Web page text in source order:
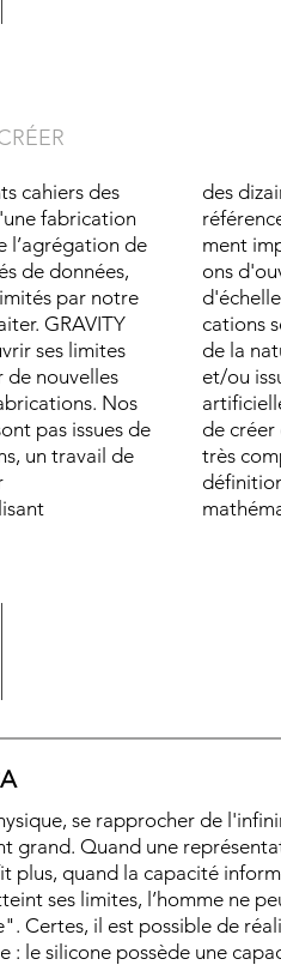
cahiers des
fabrication
l’agrégation de
de données,
par notre
GRAVITY
ses limites
de nouvelles
Nos
pas issues de
un travail de
des
ment
ons
cations
de la
et/ou
de créer
très
se rapprocher de
grand.Quand une
plus, quand la capacité
ses limites, l’homme ne
est possible de réaliser des
silicone possède une
*A
se rapprocher de
grand. Quand une
plus, quand la capacité
ses limites, l’homme ne
Certes, il est possible de
: le silicone possède une